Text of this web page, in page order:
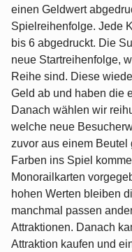
einen Geldwert
Spielreihenfolge. Jede
bis 6 abgedruckt. Die
neue Startreihenfolge,
Reihe sind. Diese
Geld ab und haben die
Danach wählen wir
welche neue
zuvor aus einem
Farben ins Spiel
Monorailkarten
hohen Werten bleiben
manchmal passen
Attraktionen. Danach
Attraktion kaufen und